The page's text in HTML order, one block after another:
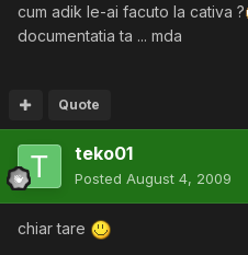
cum adik le-ai facuto la cativa ?
documentatia ta ... mda
Quote
teko01
Posted August 4, 2009
chiar tare